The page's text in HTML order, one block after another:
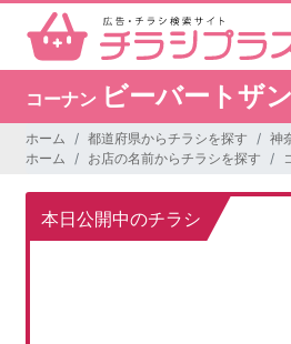
コーナン ビーバートザ
ホーム 都道府県からチラシを探す 神
ホーム
お店の名前からチラシを探す
本日公開中のチラシ